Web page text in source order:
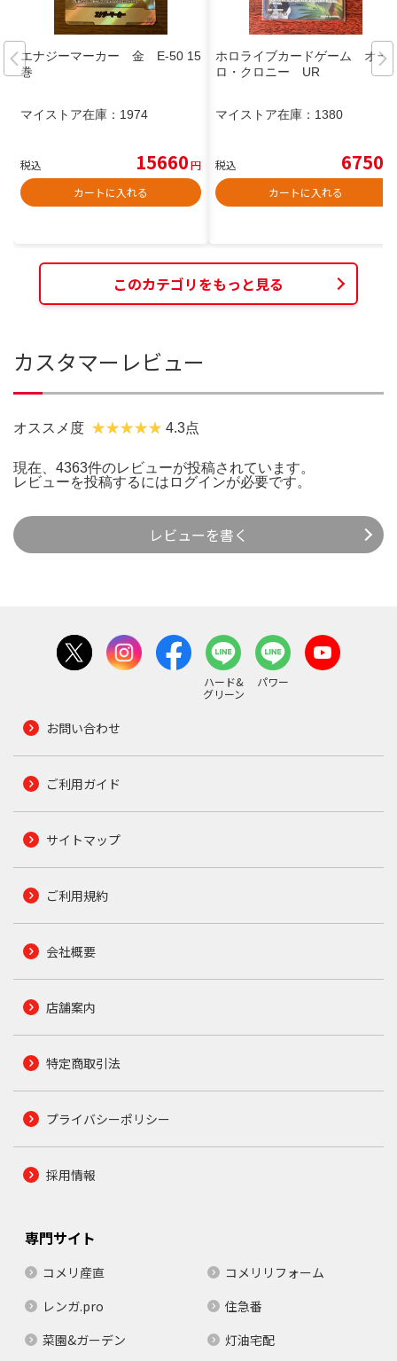
エナジーマーカー 金 E-50 15
巻
マイストア在庫： 1974
税込 15660円
カートに入れる
ホロライブカードゲーム オー
ロ・クロニー UR
マイストア在庫： 1380
税込 6750
カートに入れる
このカテゴリをもっと見る
カスタマーレビュー
オススメ度 4.3点
現在、4363件のレビューが投稿されています。
レビューを投稿するには ログインが必要です。
レビューを書く
ハード&
グリーン
パワー
お問い合わせ
ご利用ガイド
サイトマップ
ご利用規約
会社概要
店舗案内
特定商取引法
プライバシーポリシー
採用情報
専門サイト
コメリ産直
コメリリフォーム
レンガ.pro
住急番
菜園&ガーデン
灯油宅配